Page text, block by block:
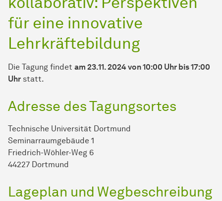
für eine innovative
Lehrkräftebildung
Die Tagung findet am 23.11. 2024 von 10:00 Uhr bis 17:00
Uhr statt.
Adresse des Tagungsortes
Technische Universität Dortmund
Seminarraumgebäude 1
Friedrich-Wöhler-Weg 6
44227 Dortmund
Lageplan und Wegbeschreibung